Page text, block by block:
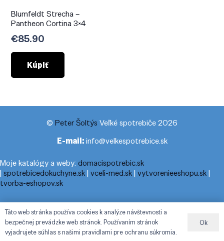
Blumfeldt Strecha –
Pantheon Cortina 3×4
€85.90
Kúpiť
© Peter Šoltýs Veľké spotrebiče 2026
E-mail:info@velkespotrebice.sk
Moje katalógy a weby: domacispotrebic.sk
| spotrebicedokuchyne.sk| vceli-med.sk| vytvorenieeshopu.sk|
tvorba-eshopov.sk
Moje blogy:cestovnyporiadok.eu|pracanadoma.net|telefonny-
zoznam-podla-cisla.sk |praca-z-domu-na-pc.sk|dnesny-
horoskop.sk|cestuj-dovolenkuj.sk|cestovny-poriadok.eu
Táto web stránka používa cookies k analýze návštevnosti a
bezpečnej prevádzke web stránok. Používaním stránok
vyjadrujete súhlas s našimi pravidlami pre ochranu súkromia.
Ok